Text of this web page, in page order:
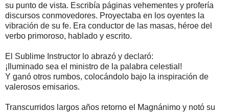
su punto de vista. Escribía páginas vehementes y profería
discursos conmovedores. Proyectaba en los oyentes la
vibración de su fe. Era conductor de las masas, héroe del
verbo primoroso, hablado y escrito.
El Sublime Instructor lo abrazó y declaró:
¡Iluminado sea el ministro de la palabra celestial!
Y ganó otros rumbos, colocándolo bajo la inspiración de
valerosos emisarios.
Transcurridos largos años retorno el Magnánimo y notó su